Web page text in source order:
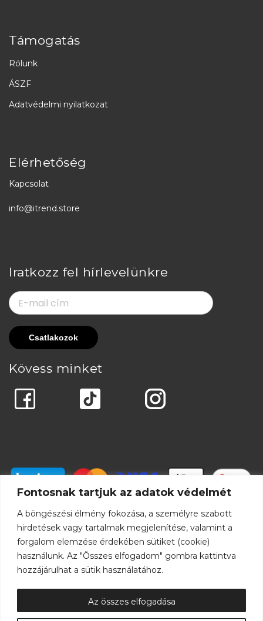
Fontosnak tartjuk az adatok védelmét
A böngészési élmény fokozása, a személyre szabott
hirdetések vagy tartalmak megjelenítése, valamint a
forgalom elemzése érdekében sütiket (cookie)
használunk. Az "Összes elfogadom" gombra kattintva
hozzájárulhat a sütik használatához.
Az összes elfogadása
Támogatás
Rólunk
ÁSZF
Adatvédelmi nyilatkozat
Elérhetőség
Kapcsolat
info@itrend.store
Iratkozz fel hírlevelünkre
Kövess minket